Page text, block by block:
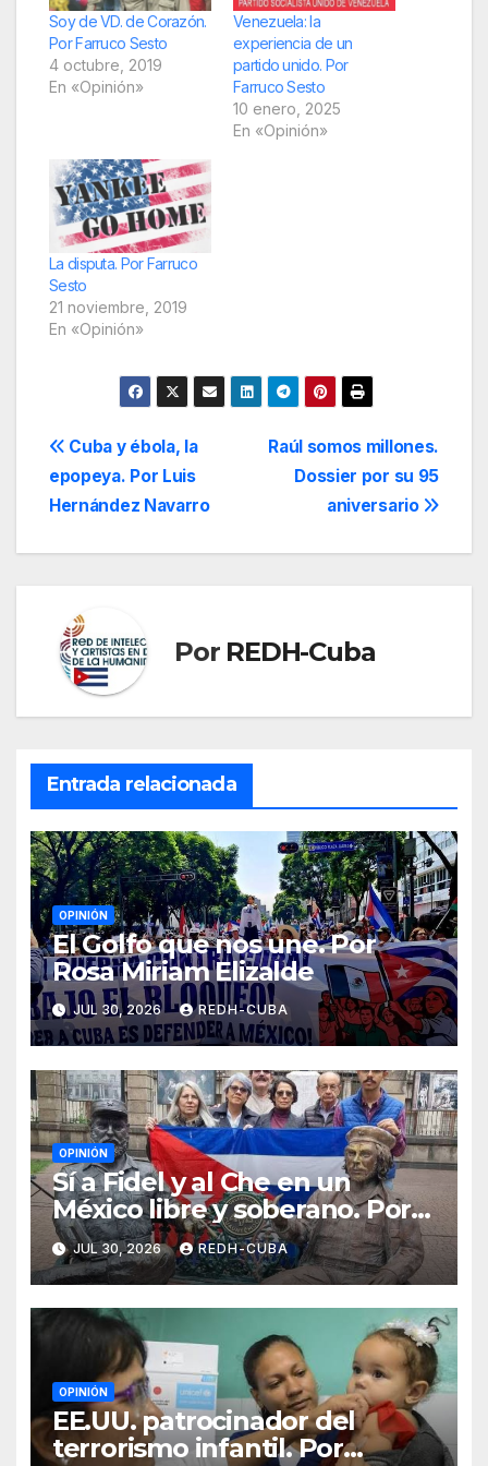
Soy de VD. de Corazón.
Por Farruco Sesto
4 octubre, 2019
En «Opinión»
Venezuela: la
experiencia de un
partido unido. Por
Farruco Sesto
10 enero, 2025
En «Opinión»
La disputa. Por Farruco
Sesto
21 noviembre, 2019
En «Opinión»
Navegación
de
entradas
Raúl somos millones.
Dossier por su 95
aniversario
Cuba y ébola, la
epopeya. Por Luis
Hernández Navarro
Por REDH-Cuba
Entrada relacionada
OPINIÓN
El Golfo que nos une. Por
Rosa Miriam Elizalde
JUL 30, 2026 REDH-CUBA
OPINIÓN
Sí a Fidel y al Che en un
México libre y soberano. Por
Luis Manuel Arce Issac
JUL 30, 2026 REDH-CUBA
OPINIÓN
EE.UU. patrocinador del
terrorismo infantil. Por